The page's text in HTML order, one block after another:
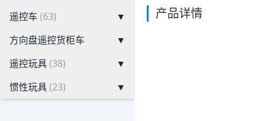
遥控车 (63)
▼
方向盘遥控货柜车
▼
遥控玩具(38)
▼
惯性玩具(23) ▼
产品详情